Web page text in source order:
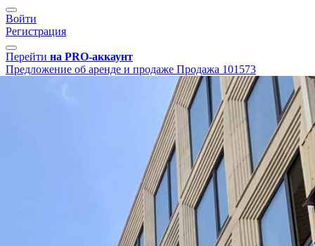
Войти
Регистрация
Перейти на PRO-аккаунт
Предложение об аренде и продаже Продажа 101573